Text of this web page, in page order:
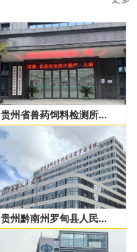
贵州省兽药饲料检测所...
贵州黔南州罗甸县人民...